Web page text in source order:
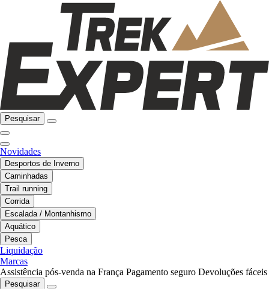
Pesquisar
Novidades
Desportos de Inverno
Caminhadas
Trail running
Corrida
Escalada / Montanhismo
Aquático
Pesca
Liquidação
Marcas
Assistência pós-venda na França Pagamento seguro Devoluções fáceis
Pesquisar